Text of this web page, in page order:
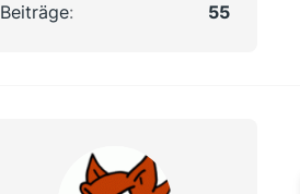
Beiträge
55